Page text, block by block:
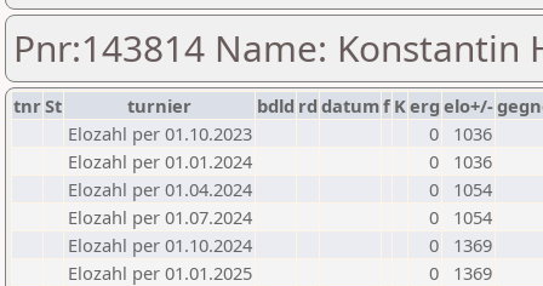
Pnr:143814 Name: Konstantin
tnrSt turnier bdld rd datumf Kerg elo+/-
Elozahl per 01.10.2023
0
1036
Elozahl per 01.01.2024
0
1036
Elozahl per 01.04.2024
0
1054
Elozahl per 01.07.2024
0
1054
Elozahl per 01.10.2024
0
1369
Elozahl per 01.01.2025
0
1369